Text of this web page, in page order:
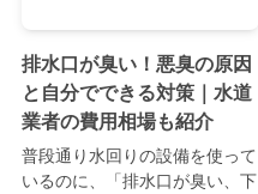
排水口が臭い！悪臭の原因
と自分でできる対策｜水道
業者の費用相場も紹介
普段通り水回りの設備を使って
いるのに、「排水口が臭い、下